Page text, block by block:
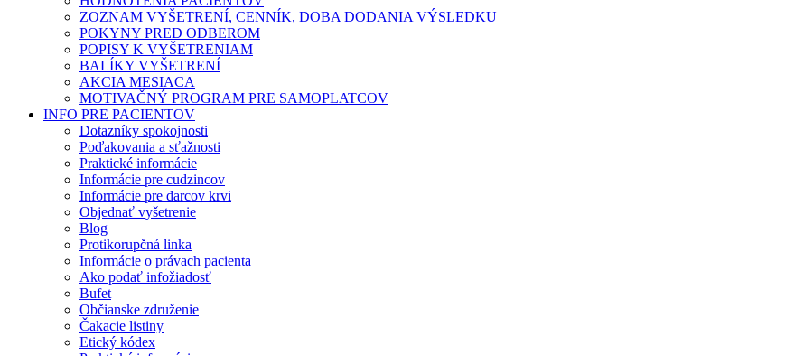
ZOZNAM VYŠETRENÍ, CENNÍK, DOBA DODANIA VÝSLEDKU
POKYNY PRED ODBEROM
POPISY K VYŠETRENIAM
BALÍKY VYŠETRENÍ
AKCIA MESIACA
MOTIVAČNÝ PROGRAM PRE SAMOPLATCOV
INFO PRE PACIENTOV
Dotazníky spokojnosti
Poďakovania a sťažnosti
Praktické informácie
Informácie pre cudzincov
Informácie pre darcov krvi
Objednať vyšetrenie
Blog
Protikorupčná linka
Informácie o právach pacienta
Ako podať infožiadosť
Bufet
Občianske združenie
Čakacie listiny
Etický kódex